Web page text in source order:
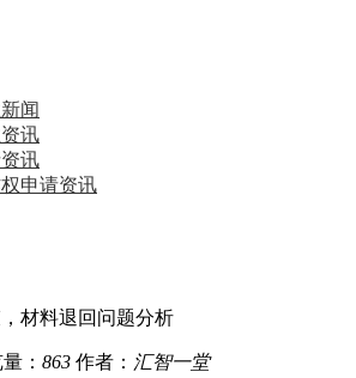
闻
讯
讯
申请资讯
材料退回问题分析
： 863 作者： 汇智一堂